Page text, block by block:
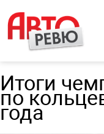
Итоги
по
года